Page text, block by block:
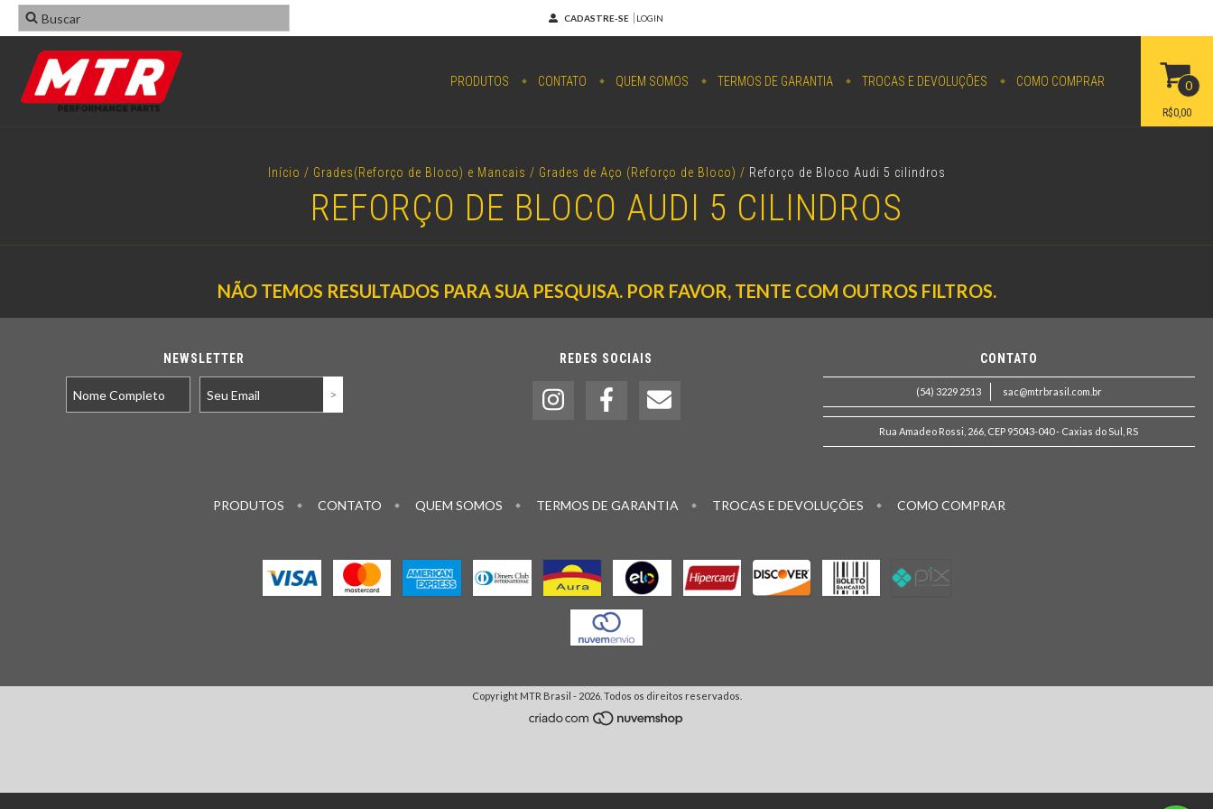
CADASTRE-SE LOGIN
PRODUTOS CONTATO QUEM SOMOS TERMOS DE GARANTIA TROCAS E DEVOLUÇÕES COMO COMPRAR 0
R$0,00
Início / Grades(Reforço de Bloco) e Mancais / Grades de Aço (Reforço de Bloco) / Reforço de Bloco Audi 5 cilindros
REFORÇO DE BLOCO AUDI 5 CILINDROS
NÃO TEMOS RESULTADOS PARA SUA PESQUISA. POR FAVOR, TENTE COM OUTROS FILTROS.
NEWSLETTER REDES SOCIAIS CONTATO
(54) 3229 2513 sac@mtrbrasil.com.br
Rua Amadeo Rossi, 266, CEP 95043-040 - Caxias do Sul, RS
PRODUTOS CONTATO QUEM SOMOS TERMOS DE GARANTIA TROCAS E DEVOLUÇÕES COMO COMPRAR
Copyright MTR Brasil - 2026. Todos os direitos reservados.